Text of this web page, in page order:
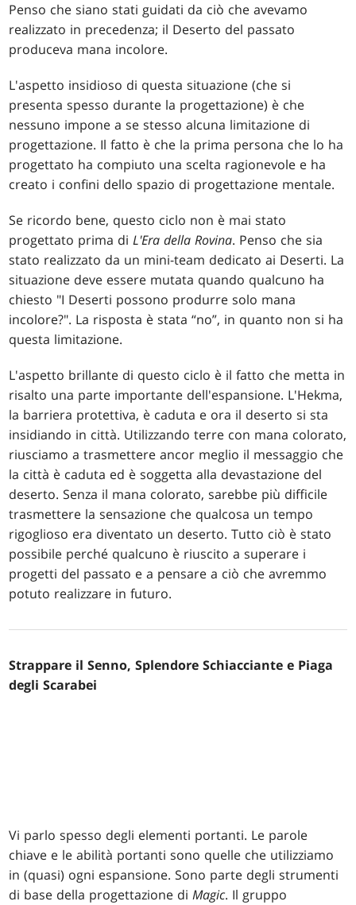
Penso che siano stati guidati da ciò che avevamo
realizzato in precedenza; il Deserto del passato
produceva mana incolore.
L'aspetto insidioso di questa situazione (che si
presenta spesso durante la progettazione) è che
nessuno impone a se stesso alcuna limitazione di
progettazione. Il fatto è che la prima persona che lo ha
progettato ha compiuto una scelta ragionevole e ha
creato i confini dello spazio di progettazione mentale.
Se ricordo bene, questo ciclo non è mai stato
progettato prima diL'Era della Rovina. Penso che sia
stato realizzato da un mini-team dedicato ai Deserti. La
situazione deve essere mutata quando qualcuno ha
chiesto "I Deserti possono produrre solo mana
incolore?". La risposta è stata “no”, in quanto non si ha
questa limitazione.
L'aspetto brillante di questo ciclo è il fatto che metta in
risalto una parte importante dell'espansione. L'Hekma,
la barriera protettiva, è caduta e ora il deserto si sta
insidiando in città. Utilizzando terre con mana colorato,
riusciamo a trasmettere ancor meglio il messaggio che
la città è caduta ed è soggetta alla devastazione del
deserto. Senza il mana colorato, sarebbe più difficile
trasmettere la sensazione che qualcosa un tempo
rigoglioso era diventato un deserto. Tutto ciò è stato
possibile perché qualcuno è riuscito a superare i
progetti del passato e a pensare a ciò che avremmo
potuto realizzare in futuro.
Strappare il Senno, Splendore Schiacciante e Piaga
degli Scarabei
Vi parlo spesso degli elementi portanti. Le parole
chiave e le abilità portanti sono quelle che utilizziamo
in (quasi) ogni espansione. Sono parte degli strumenti
di base della progettazione diMagic. Il gruppo